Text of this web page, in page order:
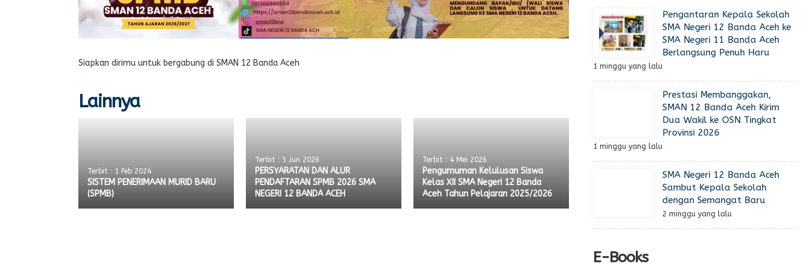
Siapkan dirimu untuk bergabung di SMAN 12 Banda Aceh
Lainnya
Terbit : 1 Feb 2024
SISTEM PENERIMAAN MURID BARU
(SPMB)
Terbit : 5 Jun 2026
PERSYARATAN DAN ALUR
PENDAFTARAN SPMB 2026 SMA
NEGERI 12 BANDA ACEH
Terbit : 4 Mei 2026
Pengumuman Kelulusan Siswa
Kelas XII SMA Negeri 12 Banda
Aceh Tahun Pelajaran 2025/2026
Pengantaran Kepala Sekolah
SMA Negeri 12 Banda Aceh ke
SMA Negeri 11 Banda Aceh
Berlangsung Penuh Haru
1 minggu yang lalu
Prestasi Membanggakan,
SMAN 12 Banda Aceh Kirim
Dua Wakil ke OSN Tingkat
Provinsi 2026
1 minggu yang lalu
SMA Negeri 12 Banda Aceh
Sambut Kepala Sekolah
dengan Semangat Baru
2 minggu yang lalu
E-Books